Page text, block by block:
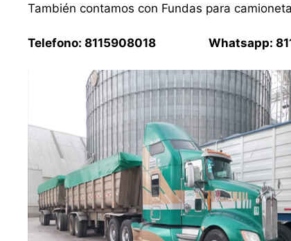
También contamos con Fundas para
Telefono: 8115908018 Whatsapp: